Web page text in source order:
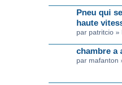
Pneu qui
haute
par patritcio »
chambre a
par mafanton